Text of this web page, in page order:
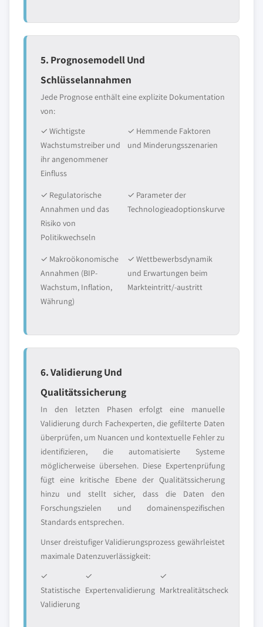
5. Prognosemodell Und
Schlüsselannahmen
Jede Prognose enthält eine explizite Dokumentation
von:
✓ Wichtigste
Wachstumstreiber und
ihr angenommener
Einfluss
✓ Hemmende Faktoren
und Minderungsszenarien
✓ Regulatorische
Annahmen und das
Risiko von
Politikwechseln
✓ Parameter der
Technologieadoptionskurve
✓ Makroökonomische
Annahmen (BIP-
Wachstum, Inflation,
Währung)
✓ Wettbewerbsdynamik
und Erwartungen beim
Markteintritt/-austritt
6. Validierung Und
Qualitätssicherung
In den letzten Phasen erfolgt eine manuelle
Validierung durch Fachexperten, die gefilterte Daten
überprüfen, um Nuancen und kontextuelle Fehler zu
identifizieren, die automatisierte Systeme
möglicherweise übersehen. Diese Expertenprüfung
fügt eine kritische Ebene der Qualitätssicherung
hinzu und stellt sicher, dass die Daten den
Forschungszielen und domainenspezifischen
Standards entsprechen.
Unser dreistufiger Validierungsprozess gewährleistet
maximale Datenzuverlässigkeit:
✓
Statistische
Validierung
✓
Expertenvalidierung
✓
Marktrealitätscheck